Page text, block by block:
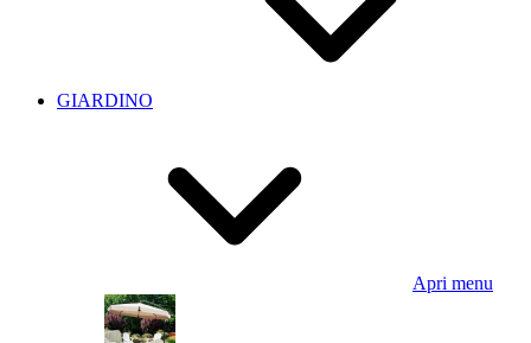
GIARDINO
Apri menu